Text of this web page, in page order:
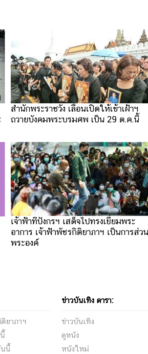
สำนักพระราชวัง เลื่อนเปิดให้เข้าเฝ้าฯ
ถวายบังคมพระบรมศพ เป็น 29 ต.ค.นี้
เจ้าฟ้าทีปังกรฯ เสด็จไปทรงเยี่ยมพระ
อาการ เจ้าฟ้าพัชรกิติยาภาฯ เป็นการส่วน
พระองค์
ยาภาฯ
นี้
ข่าวบันเทิง ดารา:
ข่าวบันเทิง
ดูหนัง
หนังใหม่